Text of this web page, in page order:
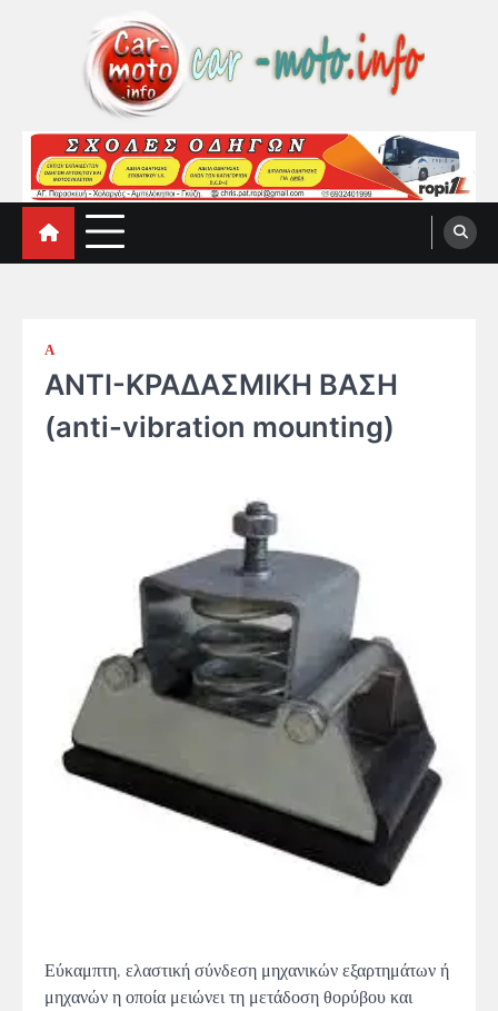
car-moto.info
car-moto.info
Α
AΝΤΙ-ΚΡΑΔΑΣΜΙΚΗ ΒΑΣΗ
(anti-vibration mounting)
Εύκαμπτη, ελαστική σύνδεση μηχανικών εξαρτημάτων ή
μηχανών η οποία μειώνει τη μετάδοση θορύβου και